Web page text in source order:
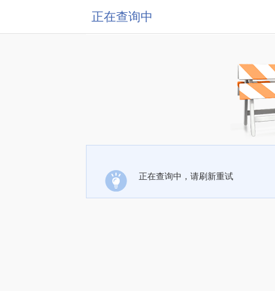
正在查询中
正在查询中，请刷新重试